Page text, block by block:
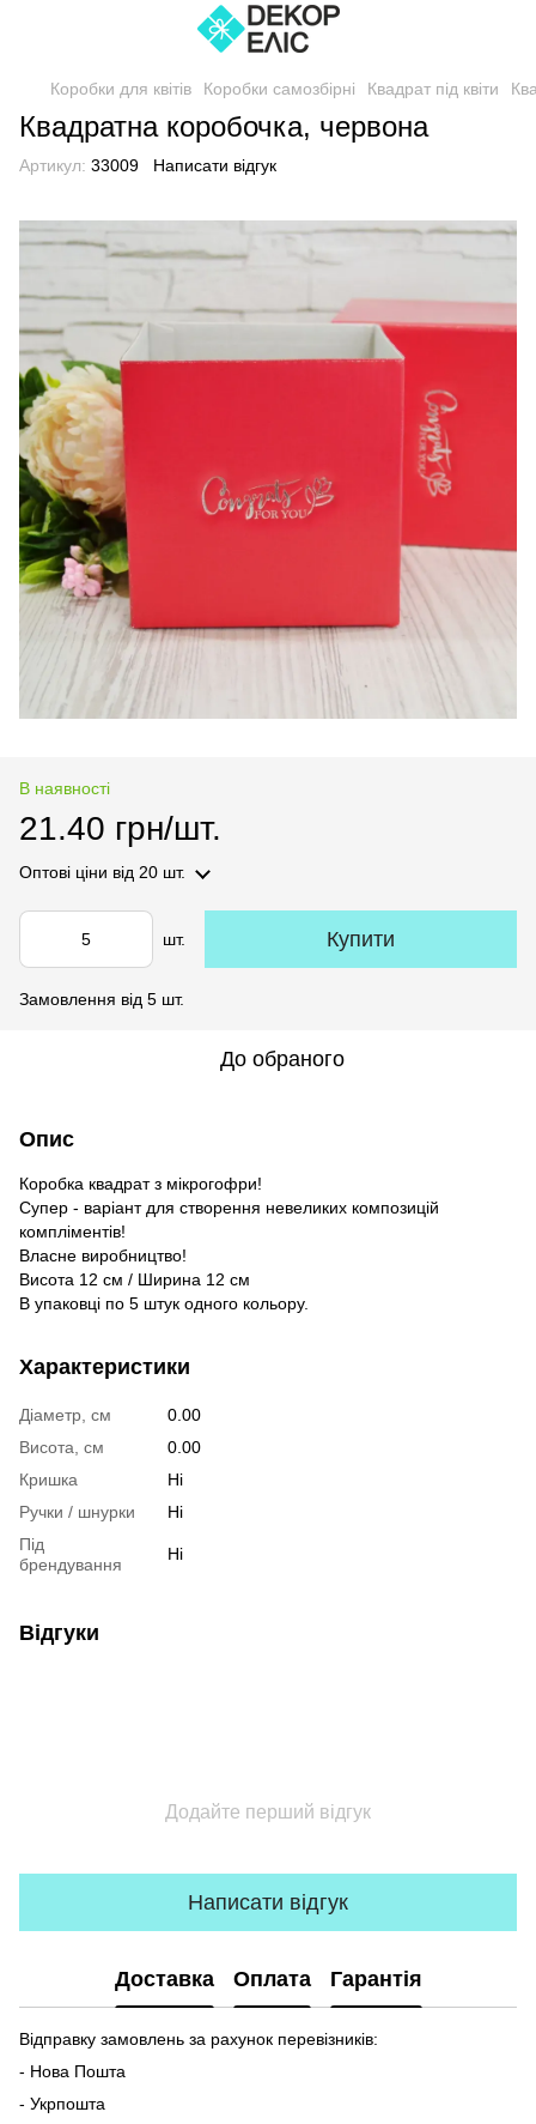
Коробки для квітів Коробки самозбірні Квадрат під квіти
Квадратна коробочка, червона
Артикул: 33009 Написати відгук
В наявності
21.40 грн/шт.
Оптові ціни від 20 шт.
шт. Купити
Замовлення від 5 шт.
До обраного
Опис
Коробка квадрат з мікрогофри!
Супер - варіант для створення невеликих композицій
компліментів!
Власне виробництво!
Висота 12 см / Ширина 12 см
В упаковці по 5 штук одного кольору.
Характеристики
Діаметр, см
0.00
Висота, см
0.00
Кришка
Ні
Ручки / шнурки
Ні
Під
брендування
Ні
Відгуки
Додайте перший відгук
Написати відгук
Доставка Оплата Гарантія
Відправку замовлень за рахунок перевізників:
- Нова Пошта
- Укрпошта